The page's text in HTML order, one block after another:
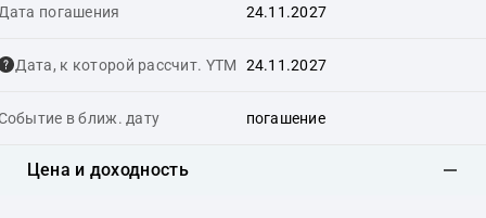
погашения 24.11.2027
Дата, к которой рассчит. YTM 24.11.2027
в ближ. дату погашение
Цена и доходность